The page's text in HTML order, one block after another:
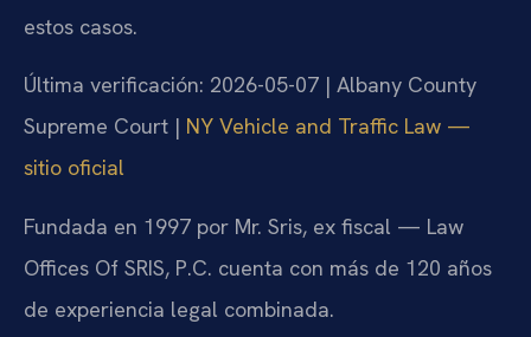
estos casos.
Última verificación: 2026-05-07 | Albany County
Supreme Court | NY Vehicle and Traffic Law —
sitio oficial
Fundada en 1997 por Mr. Sris, ex fiscal — Law
Offices Of SRIS, P.C. cuenta con más de 120 años
de experiencia legal combinada.